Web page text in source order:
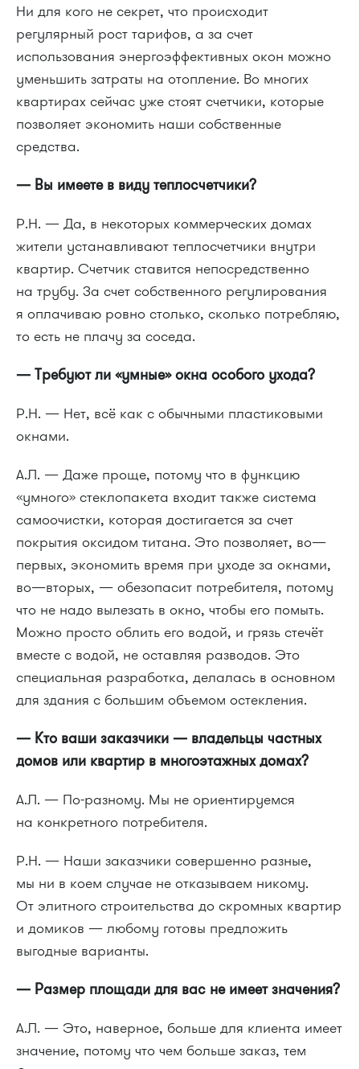
Ни для кого не секрет, что происходит
регулярный рост тарифов, а за счет
использования энергоэффективных окон можно
уменьшить затраты на отопление. Во многих
квартирах сейчас уже стоят счетчики, которые
позволяет экономить наши собственные
средства.
— Вы имеете в виду теплосчетчики?
Р.Н. — Да, в некоторых коммерческих домах
жители устанавливают теплосчетчики внутри
квартир. Счетчик ставится непосредственно
на трубу. За счет собственного регулирования
я оплачиваю ровно столько, сколько потребляю,
то есть не плачу за соседа.
— Требуют ли «умные» окна особого ухода?
Р.Н. — Нет, всё как с обычными пластиковыми
окнами.
А.Л. — Даже проще, потому что в функцию
«умного» стеклопакета входит также система
самоочистки, которая достигается за счет
покрытия оксидом титана. Это позволяет, во—
первых, экономить время при уходе за окнами,
во—вторых, — обезопасит потребителя, потому
что не надо вылезать в окно, чтобы его помыть.
Можно просто облить его водой, и грязь стечёт
вместе с водой, не оставляя разводов. Это
специальная разработка, делалась в основном
для здания с большим объемом остекления.
— Кто ваши заказчики — владельцы частных
домов или квартир в многоэтажных домах?
А.Л. — По-разному. Мы не ориентируемся
на конкретного потребителя.
Р.Н. — Наши заказчики совершенно разные,
мы ни в коем случае не отказываем никому.
От элитного строительства до скромных квартир
и домиков — любому готовы предложить
выгодные варианты.
— Размер площади для вас не имеет значения?
А.Л. — Это, наверное, больше для клиента имеет
значение, потому что чем больше заказ, тем